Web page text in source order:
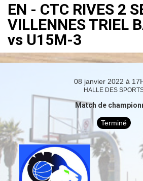
EN - CTC RIVES 2
VILLENNES TRIEL
vs U15M-3
08 janvier 2022 à
HALLE DES
Match de
Terminé